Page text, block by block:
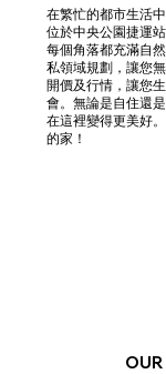
在繁忙的都市生活
位於中央公園捷運
每個角落都充滿自
私領域規劃，讓您
開價及行情，讓您
會。無論是自住還
在這裡變得更美好
的家！
OUR